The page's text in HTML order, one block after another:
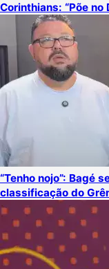
Corinthians: “Põe no
“Tenho nojo”: Bagé
classificação do